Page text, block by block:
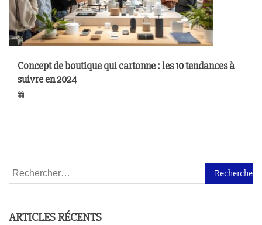
Concept de boutique qui cartonne : les 10 tendances à
suivre en 2024
ARTICLES RÉCENTS